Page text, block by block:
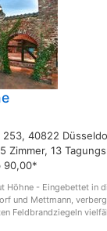
253, 40822
Zimmer, 13
90,00*
Höhne - Eingebettet in
und Mettmann,
Feldbrandziegeln